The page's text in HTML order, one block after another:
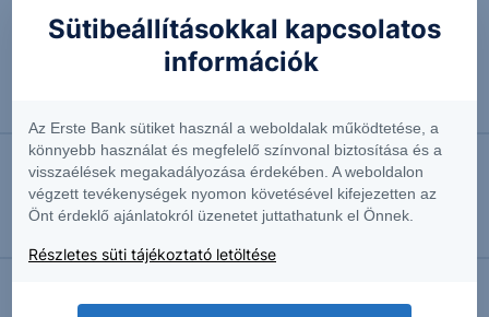
2022.01.17. 10:01
Csákány és lapát – egy stratégia azoknak, akik
2021.11.30. 15:11
TSMC - A kínai mikrochipháború kimondatlan
Sütibeállításokkal kapcsolatos
információk
Az Erste Bank sütiket használ a weboldalak működtetése, a
könnyebb használat és megfelelő színvonal biztosítása és a
visszaélések megakadályozása érdekében. A weboldalon
végzett tevékenységek nyomon követésével kifejezetten az
Önt érdeklő ajánlatokról üzenetet juttathatunk el Önnek.
Részletes süti tájékoztató letöltése